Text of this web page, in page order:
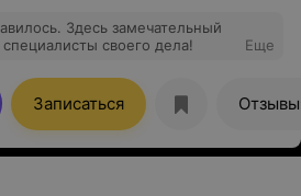
Здесь замечательный
своего дела!
Еще
Записаться Отзывы